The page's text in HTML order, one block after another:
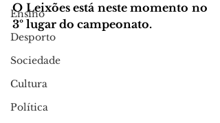
Ensino
Desporto
Sociedade
Cultura
Política
O Leixões está neste momento no
3º lugar do campeonato.